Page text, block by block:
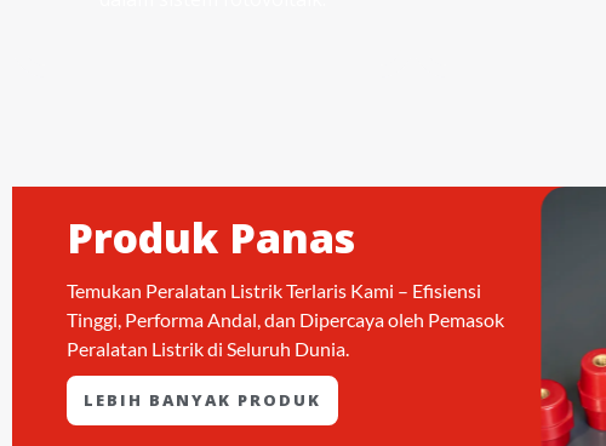
Produk Panas
Temukan Peralatan Listrik Terlaris Kami – Efisiensi
Tinggi, Performa Andal, dan Dipercaya oleh Pemasok
Peralatan Listrik di Seluruh Dunia.
LEBIH BANYAK PRODUK